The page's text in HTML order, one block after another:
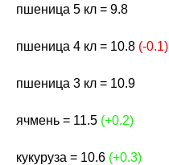
пшеница 5 кл = 9.8
пшеница 4 кл = 10.8 (-0.1)
пшеница 3 кл = 10.9
ячмень = 11.5 (+0.2)
кукуруза = 10.6 (+0.3)